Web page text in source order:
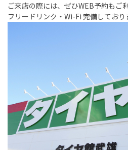
ご来店の際には、ぜひWEB予約もご
フリードリンク・Wi-Fi 完備しており